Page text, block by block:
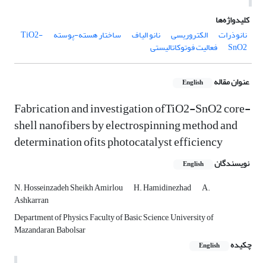
کلیدواژه‌ها
نانوذرات
الکتروریسی نانو الیاف ساختار هسته-پوسته ‏TiO2-
SnO2‎ فعالیت فوتوکاتالیستی
عنوان مقاله English
Fabrication and investigation ofTiO2-SnO2 core-
shell nanofibers by electrospinning method and
determination ofits photocatalyst efficiency
نویسندگان English
N. Hosseinzadeh Sheikh Amirlou H. Hamidinezhad A.
Ashkarran
Department of Physics, Faculty of Basic Science, University of
Mazandaran, Babolsar
چکیده
English